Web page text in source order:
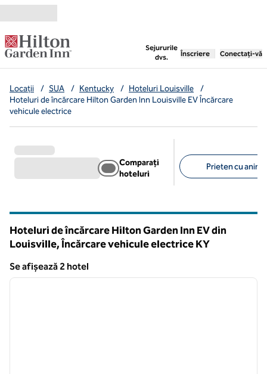
Salt la conținut
Sejururile
dvs.
, deschide o filă nouă
Înscriere Conectați-vă
Locații / SUA / Kentucky / Hoteluri Louisville
/
Hoteluri de încărcare Hilton Garden Inn Louisville EV Încărcare
vehicule electrice
Comparați
hoteluri
Prieten cu
Hoteluri de încărcare Hilton Garden Inn EV din
Louisville, Încărcare vehicule electriceKY
Se afișează 2 hotel
Se afișează 2 hotel
1 din 11